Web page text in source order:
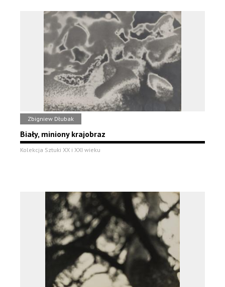
Zbigniew Dłubak
Biały, miniony krajobraz
Kolekcja Sztuki XX i XXI wieku